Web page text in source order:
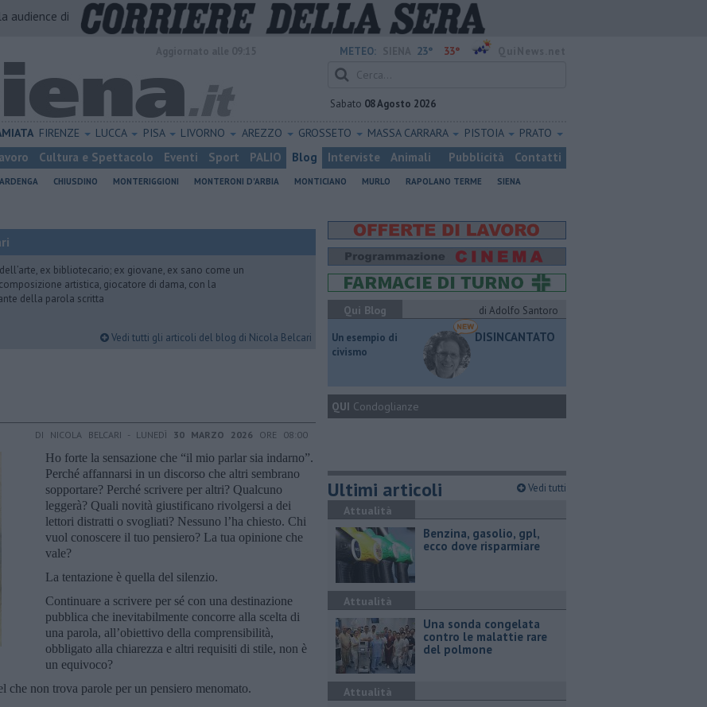
audience di
METEO: 23° 33°
Sabato 08 Agosto 2026
FIRENZE LUCCA PISA LIVORNO AREZZO GROSSETO MASSA CARRARA PISTOIA PRATO
Cultura e Spettacolo Eventi Sport PALIO Blog Interviste Animali Pubblicità Contatti
CHIUSDINO MONTERIGGIONI MONTERONI D'ARBIA MONTICIANO MURLO RAPOLANO TERME
SIENA
ex bibliotecario; ex giovane, ex sano come un
artistica, giocatore di dama, con la
della parola scritta
Vedi tutti gli articoli del blog di Nicola Belcari
DI NICOLA BELCARI - LUNEDÌ 30 MARZO 2026 ORE 08:00
Ho forte la sensazione che “il mio parlar sia indarno”.
Perché affannarsi in un discorso che altri sembrano
sopportare? Perché scrivere per altri? Qualcuno
leggerà? Quali novità giustificano rivolgersi a dei
lettori distratti o svogliati? Nessuno l’ha chiesto. Chi
vuol conoscere il tuo pensiero? La tua opinione che
vale?
La tentazione è quella del silenzio.
Continuare a scrivere per sé con una destinazione
pubblica che inevitabilmente concorre alla scelta di
una parola, all’obiettivo della comprensibilità,
obbligato alla chiarezza e altri requisiti di stile, non è
un equivoco?
che non trova parole per un pensiero menomato.
Qui Blog
di Adolfo Santoro
​Un esempio di
civismo
DISINCANTATO
QUI Condoglianze
Ultimi articoli Vedi tutti
Attualità
​Benzina, gasolio, gpl,
ecco dove risparmiare
Attualità
Una sonda congelata
contro le malattie rare
del polmone
Attualità